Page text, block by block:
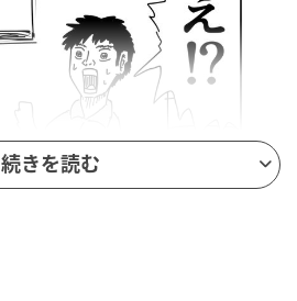
続きを読む